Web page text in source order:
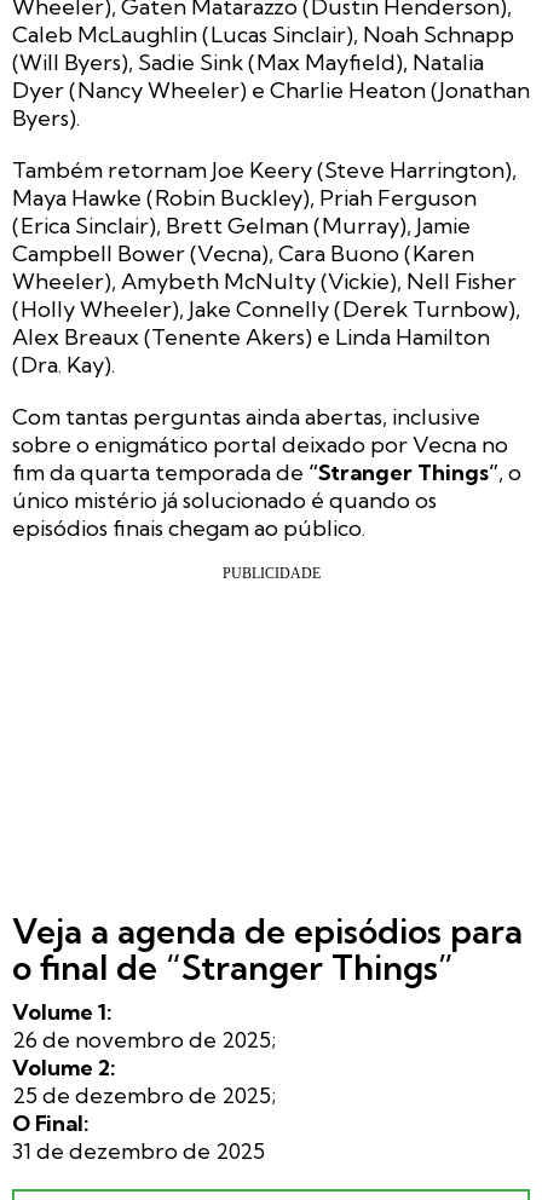
Wheeler), Gaten Matarazzo (Dustin Henderson),
Caleb McLaughlin (Lucas Sinclair), Noah Schnapp
(Will Byers), Sadie Sink (Max Mayfield), Natalia
Dyer (Nancy Wheeler) e Charlie Heaton (Jonathan
Byers).
Também retornam Joe Keery (Steve Harrington),
Maya Hawke (Robin Buckley), Priah Ferguson
(Erica Sinclair), Brett Gelman (Murray), Jamie
Campbell Bower (Vecna), Cara Buono (Karen
Wheeler), Amybeth McNulty (Vickie), Nell Fisher
(Holly Wheeler), Jake Connelly (Derek Turnbow),
Alex Breaux (Tenente Akers) e Linda Hamilton
(Dra. Kay).
Com tantas perguntas ainda abertas, inclusive
sobre o enigmático portal deixado por Vecna no
fim da quarta temporada de “Stranger Things”, o
único mistério já solucionado é quando os
episódios finais chegam ao público.
Veja a agenda de episódios para
o final de “Stranger Things”
Volume 1:
26 de novembro de 2025;
Volume 2:
25 de dezembro de 2025;
O Final:
31 de dezembro de 2025